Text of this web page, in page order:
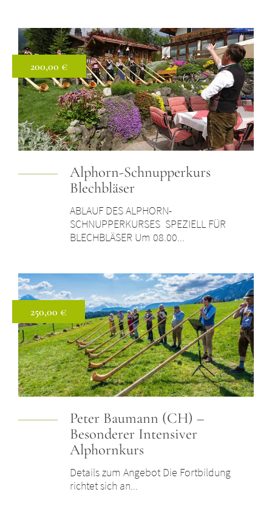
200,00 €
Alphorn-Schnupperkurs
Blechbläser
ABLAUF DES ALPHORN-
SCHNUPPERKURSES SPEZIELL FÜR
BLECHBLÄSER Um 08.00...
Preis: 200,00 €
250,00 €
Peter Baumann (CH) –
Besonderer Intensiver
Alphornkurs
Details zum Angebot Die Fortbildung
richtet sich an...
Preis: 250,00 €